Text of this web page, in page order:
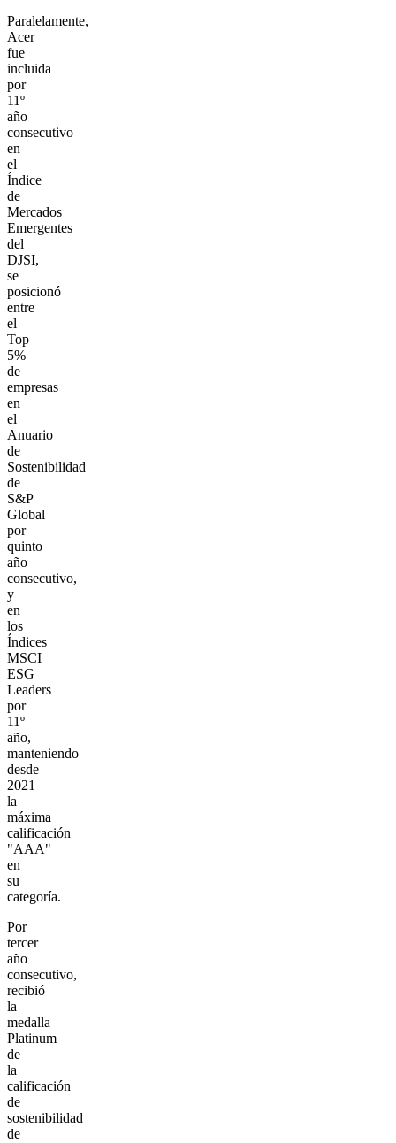
Paralelamente,
Acer
fue
incluida
por
11º
año
consecutivo
en
el
Índice
de
Mercados
Emergentes
del
DJSI,
se
posicionó
entre
el
Top
5%
de
empresas
en
el
Anuario
de
Sostenibilidad
de
S&P
Global
por
quinto
año
consecutivo,
y
en
los
Índices
MSCI
ESG
Leaders
por
11º
año,
manteniendo
desde
2021
la
máxima
calificación
"AAA"
en
su
categoría.
Por
tercer
año
consecutivo,
recibió
la
medalla
Platinum
de
la
calificación
de
sostenibilidad
de